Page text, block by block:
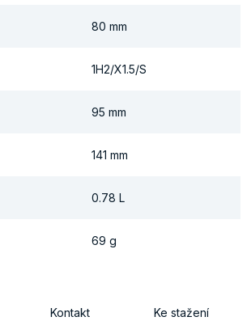
80 mm
1H2/X1.5/S
95 mm
141 mm
0.78 L
69 g
Kontakt Ke stažení